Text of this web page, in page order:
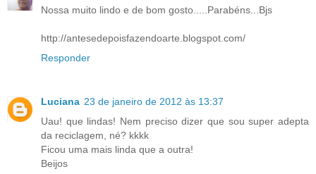
Nossa muito lindo e de bom gosto.....Parabéns...Bjs
http://antesedepoisfazendoarte.blogspot.com/
Responder
Luciana 23 de janeiro de 2012 às 13:37
Uau! que lindas! Nem preciso dizer que sou super adepta
da reciclagem, né? kkkk
Ficou uma mais linda que a outra!
Beijos